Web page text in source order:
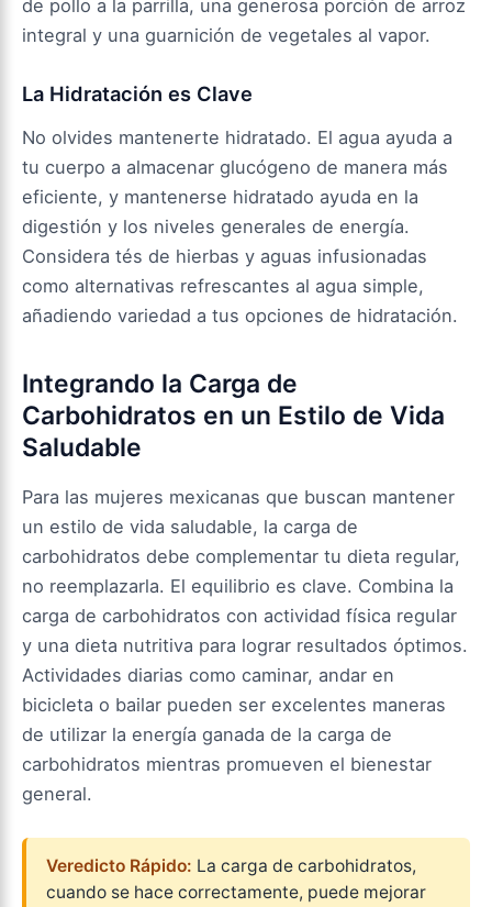
de pollo a la parrilla, una generosa porción de arroz
integral y una guarnición de vegetales al vapor.
La Hidratación es Clave
No olvides mantenerte hidratado. El agua ayuda a
tu cuerpo a almacenar glucógeno de manera más
eficiente, y mantenerse hidratado ayuda en la
digestión y los niveles generales de energía.
Considera tés de hierbas y aguas infusionadas
como alternativas refrescantes al agua simple,
añadiendo variedad a tus opciones de hidratación.
Integrando la Carga de
Carbohidratos en un Estilo de Vida
Saludable
Para las mujeres mexicanas que buscan mantener
un estilo de vida saludable, la carga de
carbohidratos debe complementar tu dieta regular,
no reemplazarla. El equilibrio es clave. Combina la
carga de carbohidratos con actividad física regular
y una dieta nutritiva para lograr resultados óptimos.
Actividades diarias como caminar, andar en
bicicleta o bailar pueden ser excelentes maneras
de utilizar la energía ganada de la carga de
carbohidratos mientras promueven el bienestar
general.
Veredicto Rápido: La carga de carbohidratos,
cuando se hace correctamente, puede mejorar